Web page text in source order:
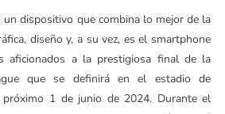
un dispositivo que combina lo mejor de la
diseño y, a su vez, es el smartphone
aficionados a la prestigiosa final de la
que se definirá en el estadio de
próximo 1 de junio de 2024. Durante el